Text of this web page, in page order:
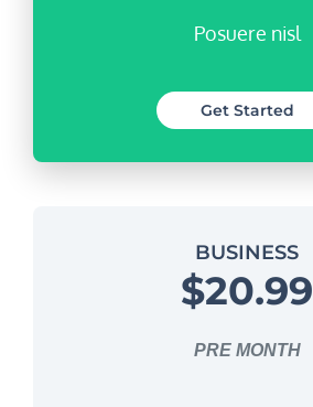
Posuere nisl
Get Started
BUSINESS
$20.99
PRE MONTH